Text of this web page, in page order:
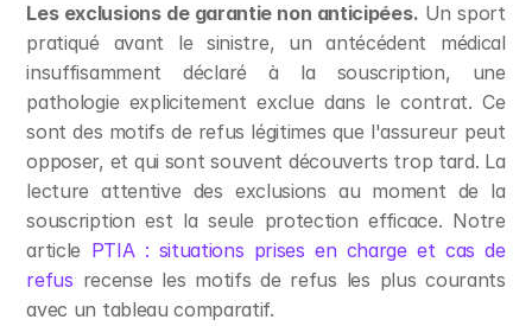
Les exclusions de garantie non anticipées. Un sport
pratiqué avant le sinistre, un antécédent médical
insuffisamment déclaré à la souscription, une
pathologie explicitement exclue dans le contrat. Ce
sont des motifs de refus légitimes que l'assureur peut
opposer, et qui sont souvent découverts trop tard. La
lecture attentive des exclusions au moment de la
souscription est la seule protection efficace. Notre
article PTIA : situations prises en charge et cas de
refus recense les motifs de refus les plus courants
avec un tableau comparatif.